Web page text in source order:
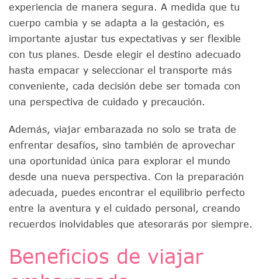
experiencia de manera segura. A medida que tu
cuerpo cambia y se adapta a la gestación, es
importante ajustar tus expectativas y ser flexible
con tus planes. Desde elegir el destino adecuado
hasta empacar y seleccionar el transporte más
conveniente, cada decisión debe ser tomada con
una perspectiva de cuidado y precaución.
Además, viajar embarazada no solo se trata de
enfrentar desafíos, sino también de aprovechar
una oportunidad única para explorar el mundo
desde una nueva perspectiva. Con la preparación
adecuada, puedes encontrar el equilibrio perfecto
entre la aventura y el cuidado personal, creando
recuerdos inolvidables que atesorarás por siempre.
Beneficios de viajar